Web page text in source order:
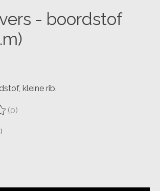
- boordstof
kleine rib.
dit product is
(0)